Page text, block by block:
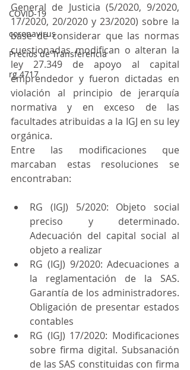
COVID-19
coronavirus
Precios de Transferencia
rg 4717
General de Justicia (5/2020, 9/2020,
17/2020, 20/2020 y 23/2020) sobre la
base de considerar que las normas
cuestionadas modifican o alteran la
ley 27.349 de apoyo al capital
emprendedor y fueron dictadas en
violación al principio de jerarquía
normativa y en exceso de las
facultades atribuidas a la IGJ en su ley
orgánica.
Entre las modificaciones que
marcaban estas resoluciones se
encontraban:
RG (IGJ) 5/2020: Objeto social
preciso y determinado.
Adecuación del capital social al
objeto a realizar
RG (IGJ) 9/2020: Adecuaciones a
la reglamentación de la SAS.
Garantía de los administradores.
Obligación de presentar estados
contables
RG (IGJ) 17/2020: Modificaciones
sobre firma digital. Subsanación
de las SAS constituidas con firma